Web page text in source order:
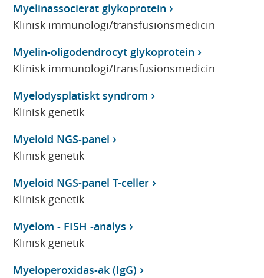
Myelinassocierat glykoprotein
Klinisk immunologi/transfusionsmedicin
Myelin-oligodendrocyt glykoprotein
Klinisk immunologi/transfusionsmedicin
Myelodysplatiskt syndrom
Klinisk genetik
Myeloid NGS-panel
Klinisk genetik
Myeloid NGS-panel T-celler
Klinisk genetik
Myelom - FISH -analys
Klinisk genetik
Myeloperoxidas-ak (IgG)